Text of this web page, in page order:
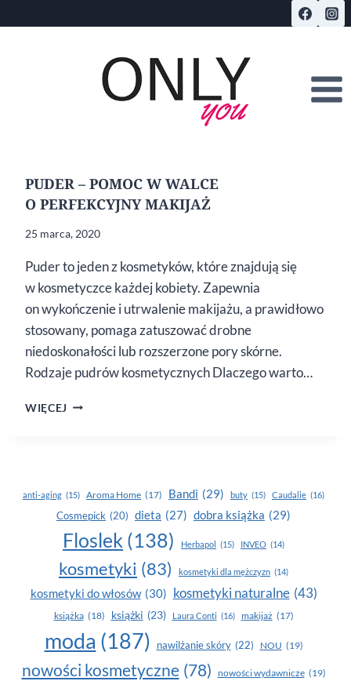
do
PUDER – POMOC W WALCE
O PERFEKCYJNY MAKIJAŻ
25 marca, 2020
Puder to jeden z kosmetyków, które znajdują się
w kosmetyczce każdej kobiety. Zapewnia
on wykończenie i utrwalenie makijażu, a prawidłowo
stosowany, pomaga zatuszować drobne
niedoskonałości lub rozszerzone pory skórne.
Rodzaje pudrów kosmetycznych Dlaczego warto…
WIĘCEJ PUDER
anti-aging (15) Aroma Home (17) Bandi (29) buty (15) Caudalie (16)
Cosmepick (20) dieta (27) dobra książka (29)
Floslek (138) Herbapol (15) INVEO (14)
kosmetyki (83) kosmetyki dla mężczyzn (14)
kosmetyki do włosów (30) kosmetyki naturalne (43)
książka (18) książki (23) Laura Conti (16) makijaż (17)
moda (187) nawilżanie skóry (22) NOU (19)
nowości kosmetyczne (78) nowości wydawnicze (19)